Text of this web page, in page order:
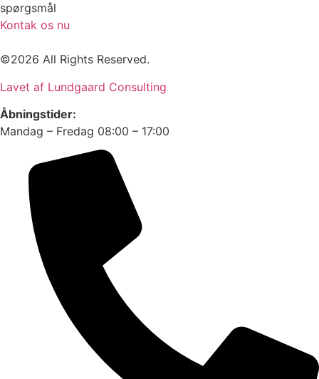
spørgsmål
Kontak os nu
©2026 All Rights Reserved.
Lavet af Lundgaard Consulting
Åbningstider:
Mandag – Fredag 08:00 – 17:00